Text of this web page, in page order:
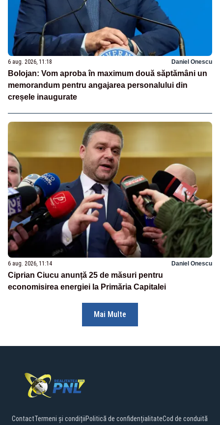
6 aug. 2026, 11:18 Daniel Onescu
Bolojan: Vom aproba în maximum două săptămâni un
memorandum pentru angajarea personalului din
creșele inaugurate
6 aug. 2026, 11:14 Daniel Onescu
Ciprian Ciucu anunță 25 de măsuri pentru
economisirea energiei la Primăria Capitalei
Mai Multe
ContactTermeni și condițiiPolitică de confidențialitateCod de conduită